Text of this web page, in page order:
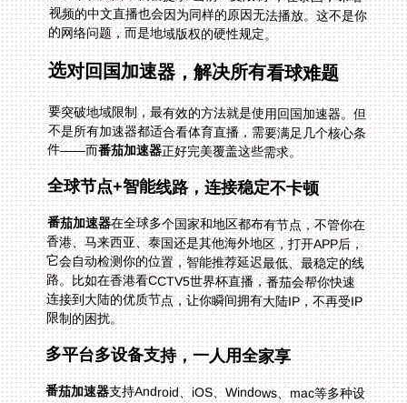
的网络问题，而是地域版权的硬性规定。
选对回国加速器，解决所有看球难题
要突破地域限制，最有效的方法就是使用回国加速器。但
不是所有加速器都适合看体育直播，需要满足几个核心条
件——而番茄加速器正好完美覆盖这些需求。
全球节点+智能线路，连接稳定不卡顿
番茄加速器在全球多个国家和地区都布有节点，不管你在
香港、马来西亚、泰国还是其他海外地区，打开APP后，
它会自动检测你的位置，智能推荐延迟最低、最稳定的线
路。比如在香港看CCTV5世界杯直播，番茄会帮你快速
连接到大陆的优质节点，让你瞬间拥有大陆IP，不再受IP
限制的困扰。
多平台多设备支持，一人用全家享
番茄加速器支持Android、iOS、Windows、mac等多种设
备系统。不管你是用安卓手机刷央视频，苹果平板看咪咕
视频，还是Windows电脑看CCTV5网页版，甚至用
macbook追NBA直播，都能轻松连接。更重要的是，一个
账号可以同时在多个设备上使用——比如你在客厅用电视
盒子看世界杯，家人在卧室用手机看NBA，都不会互相影